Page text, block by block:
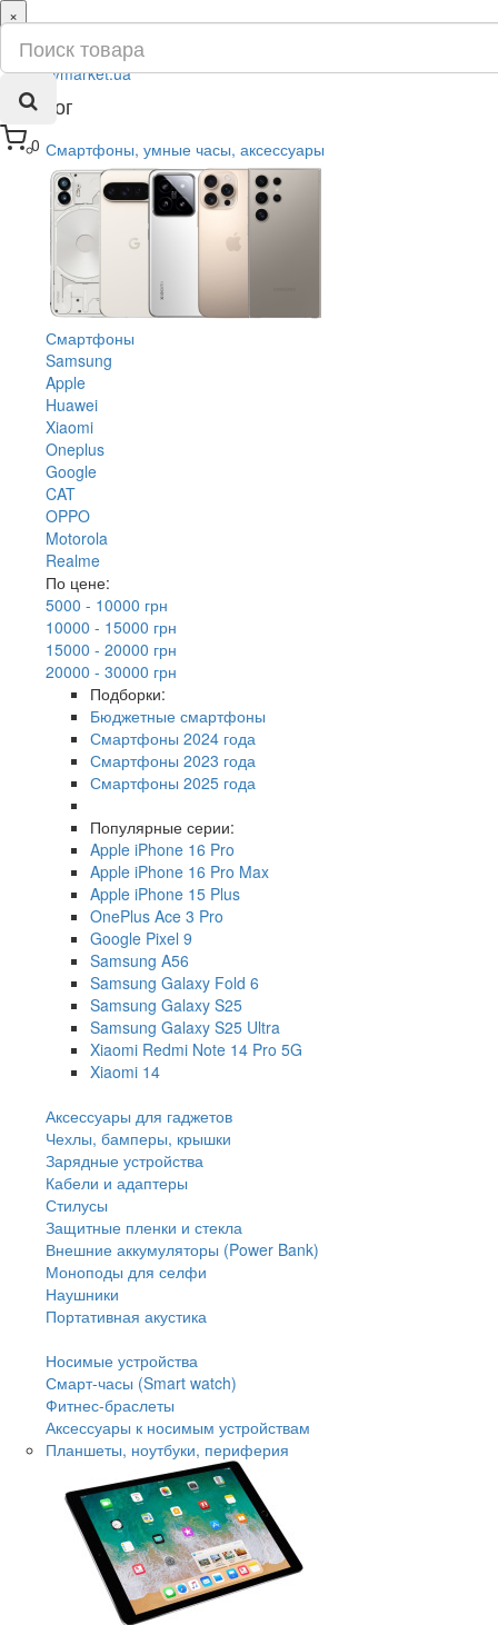
0
×
ru
ua
Каталог
Смартфоны, умные часы, аксессуары
Смартфоны
Samsung
Apple
Huawei
Xiaomi
Oneplus
Google
CAT
OPPO
Motorola
Realme
По цене:
5000 - 10000 грн
10000 - 15000 грн
15000 - 20000 грн
20000 - 30000 грн
Подборки:
Бюджетные смартфоны
Смартфоны 2024 года
Смартфоны 2023 года
Смартфоны 2025 года
Популярные серии:
Apple iPhone 16 Pro
Apple iPhone 16 Pro Max
Apple iPhone 15 Plus
OnePlus Ace 3 Pro
Google Pixel 9
Samsung A56
Samsung Galaxy Fold 6
Samsung Galaxy S25
Samsung Galaxy S25 Ultra
Xiaomi Redmi Note 14 Pro 5G
Xiaomi 14
Аксессуары для гаджетов
Чехлы, бамперы, крышки
Зарядные устройства
Кабели и адаптеры
Стилусы
Защитные пленки и стекла
Внешние аккумуляторы (Power Bank)
Моноподы для селфи
Наушники
Портативная акустика
Носимые устройства
Смарт-часы (Smart watch)
Фитнес-браслеты
Аксессуары к носимым устройствам
Планшеты, ноутбуки, периферия